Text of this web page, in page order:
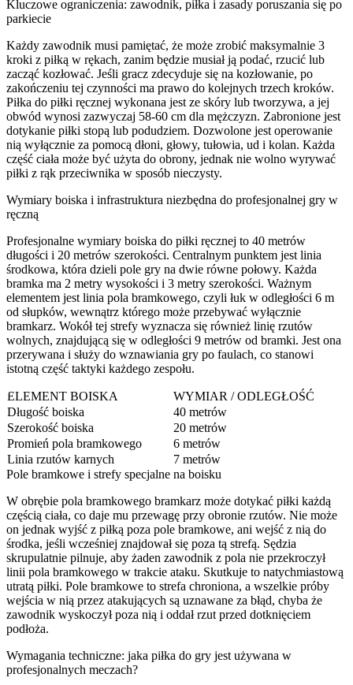
Kluczowe ograniczenia: zawodnik, piłka i zasady poruszania się po
parkiecie
Każdy zawodnik musi pamiętać, że może zrobić maksymalnie 3
kroki z piłką w rękach, zanim będzie musiał ją podać, rzucić lub
zacząć kozłować. Jeśli gracz zdecyduje się na kozłowanie, po
zakończeniu tej czynności ma prawo do kolejnych trzech kroków.
Piłka do piłki ręcznej wykonana jest ze skóry lub tworzywa, a jej
obwód wynosi zazwyczaj 58-60 cm dla mężczyzn. Zabronione jest
dotykanie piłki stopą lub podudziem. Dozwolone jest operowanie
nią wyłącznie za pomocą dłoni, głowy, tułowia, ud i kolan. Każda
część ciała może być użyta do obrony, jednak nie wolno wyrywać
piłki z rąk przeciwnika w sposób nieczysty.
Wymiary boiska i infrastruktura niezbędna do profesjonalnej gry w
ręczną
Profesjonalne wymiary boiska do piłki ręcznej to 40 metrów
długości i 20 metrów szerokości. Centralnym punktem jest linia
środkowa, która dzieli pole gry na dwie równe połowy. Każda
bramka ma 2 metry wysokości i 3 metry szerokości. Ważnym
elementem jest linia pola bramkowego, czyli łuk w odległości 6 m
od słupków, wewnątrz którego może przebywać wyłącznie
bramkarz. Wokół tej strefy wyznacza się również linię rzutów
wolnych, znajdującą się w odległości 9 metrów od bramki. Jest ona
przerywana i służy do wznawiania gry po faulach, co stanowi
istotną część taktyki każdego zespołu.
ELEMENT BOISKA
WYMIAR / ODLEGŁOŚĆ
Długość boiska
40 metrów
Szerokość boiska
20 metrów
Promień pola bramkowego
6 metrów
Linia rzutów karnych
7 metrów
Pole bramkowe i strefy specjalne na boisku
W obrębie pola bramkowego bramkarz może dotykać piłki każdą
częścią ciała, co daje mu przewagę przy obronie rzutów. Nie może
on jednak wyjść z piłką poza pole bramkowe, ani wejść z nią do
środka, jeśli wcześniej znajdował się poza tą strefą. Sędzia
skrupulatnie pilnuje, aby żaden zawodnik z pola nie przekroczył
linii pola bramkowego w trakcie ataku. Skutkuje to natychmiastową
utratą piłki. Pole bramkowe to strefa chroniona, a wszelkie próby
wejścia w nią przez atakujących są uznawane za błąd, chyba że
zawodnik wyskoczył poza nią i oddał rzut przed dotknięciem
podłoża.
Wymagania techniczne: jaka piłka do gry jest używana w
profesjonalnych meczach?